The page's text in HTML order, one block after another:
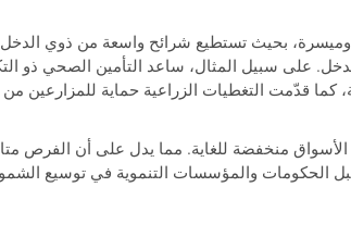
بحيث تستطيع شرائح واسعة من ذوي
على سبيل المثال، ساعد التأمين الصحي ذو
كما قدّمت التغطيات الزراعية حماية للمزارعين
منخفضة للغاية. مما يدل على أن الفرص
قبل الحكومات والمؤسسات التنموية في توسيع